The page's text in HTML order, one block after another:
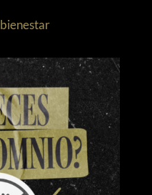
bienestar